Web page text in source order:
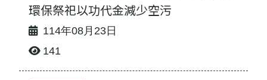
環保祭祀以功代金減少空污
114年08月23日
141